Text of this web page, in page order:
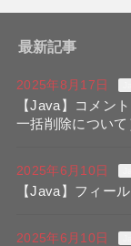
最新記事
2025年8月17日
【Java】コメン
一括削除について
2025年6月10日
【Java】フィー
2025年6月10日